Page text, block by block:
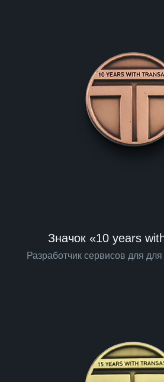
Значок «10 years
Разработчик сервисов для